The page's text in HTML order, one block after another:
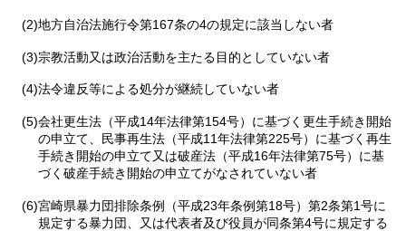
(2)地方自治法施行令第167条の4の規定に該当しない者
(3)宗教活動又は政治活動を主たる目的としていない者
(4)法令違反等による処分が継続していない者
(5)会社更生法（平成14年法律第154号）に基づく更生手続き開始
の申立て、民事再生法（平成11年法律第225号）に基づく再生
手続き開始の申立て又は破産法（平成16年法律第75号）に基
づく破産手続き開始の申立てがなされていない者
(6)宮崎県暴力団排除条例（平成23年条例第18号）第2条第1号に
規定する暴力団、又は代表者及び役員が同条第4号に規定する